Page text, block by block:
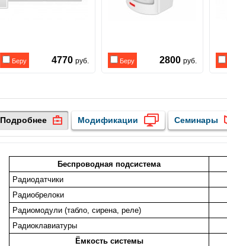
Беру 4770 руб. Беру 2800 руб.
Подробнее Модификации Семинары
Беспроводная подсистема
Радиодатчики
Радиобрелоки
Радиомодули (табло, сирена, реле)
Радиоклавиатуры
Ёмкость системы